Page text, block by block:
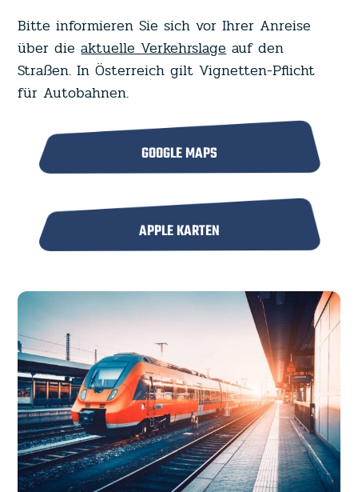
Bitte informieren Sie sich vor Ihrer Anreise
über dieaktuelle Verkehrslageauf den
Straßen. In Österreich gilt Vignetten-Pflicht
für Autobahnen.
GOOGLE MAPS
APPLE KARTEN